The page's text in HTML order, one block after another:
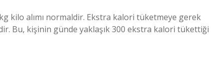
kilo alımı normaldir. Ekstra kalori tüketmeye gerek
Bu, kişinin günde yaklaşık 300 ekstra kalori tükettiği